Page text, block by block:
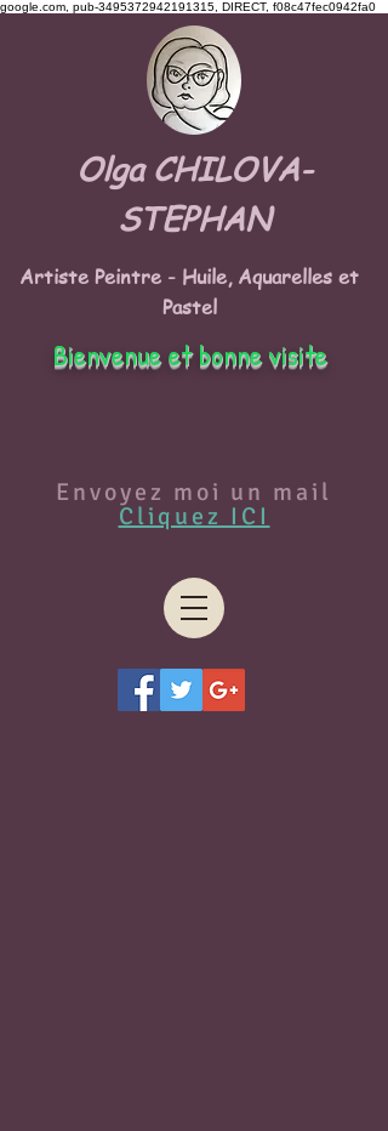
google.com, pub-3495372942191315, DIRECT, f08c47fec0942fa0
Olga CHILOVA-
STEPHAN
Artiste Peintre - Huile, Aquarelles et
Pastel
Envoyez moi un mail
Cliquez ICI
Bienvenue et bonne visite